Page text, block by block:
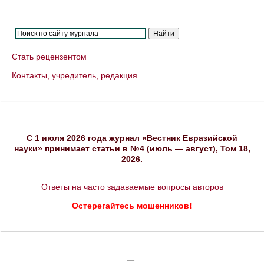
Стать рецензентом
Контакты, учредитель, редакция
C 1 июля 2026 года журнал «Вестник Евразийской
науки» принимает статьи в №4 (июль — август), Том 18,
2026.
Ответы на часто задаваемые вопросы авторов
Остерегайтесь мошенников!